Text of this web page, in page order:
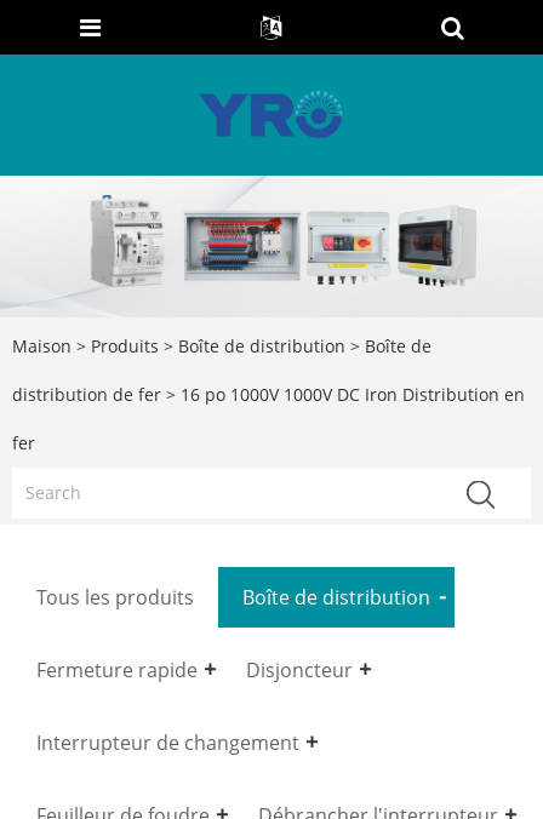
Maison > Produits > Boîte de distribution > Boîte de
distribution de fer > 16 po 1000V 1000V DC Iron Distribution en
fer
Tous les produits Boîte de distribution
Fermeture rapide Disjoncteur
Interrupteur de changement